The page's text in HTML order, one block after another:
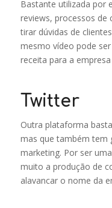
Bastante utilizada por
reviews, processos de
tirar dúvidas de
mesmo vídeo pode
receita para a
Twitter
Outra plataforma
mas que também tem
marketing. Por ser
muito a produção de
alavancar o nome da